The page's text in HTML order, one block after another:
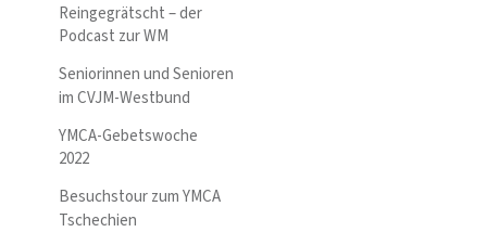
Reingegrätscht – der
Podcast zur WM
Seniorinnen und Senioren
im CVJM-Westbund
YMCA-Gebetswoche
2022
Besuchstour zum YMCA
Tschechien